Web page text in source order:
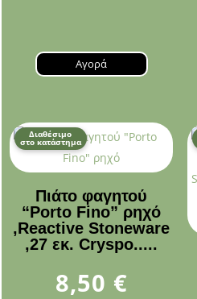
Αγορά
Διαθέσιμο
στο κατάστημα
Πιάτο φαγητού
“Porto Fino” ρηχό
,Reactive Stoneware
,27 εκ. Cryspo.....
8,50 €